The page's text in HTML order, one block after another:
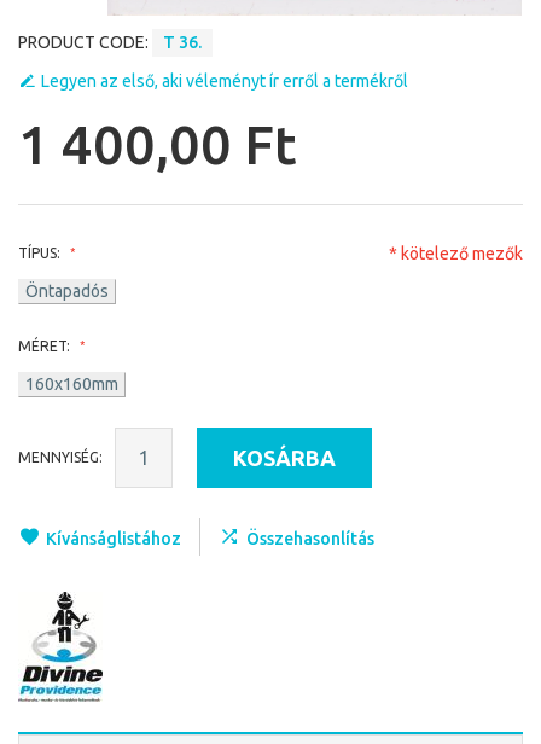
PRODUCT CODE:
T 36.
Legyen az első, aki véleményt ír erről a termékről
1 400,00 Ft
TÍPUS:
Öntapadós
MÉRET:
160x160mm
* kötelező mezők
MENNYISÉG: KOSÁRBA
Kívánságlistához Összehasonlítás